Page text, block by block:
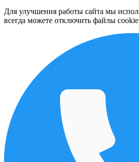
Для улучшения работы сайта мы
всегда можете отключить файлы cookie